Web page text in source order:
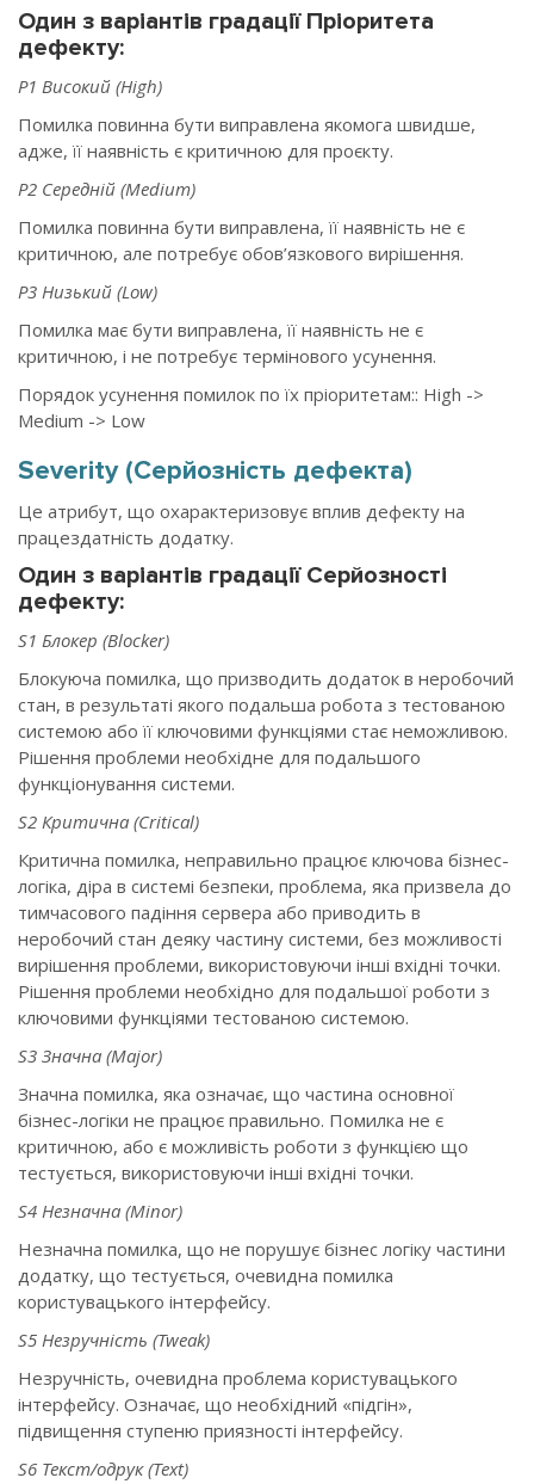
Один з варіантів градації Пріоритета
дефекту:
P1 Високий (High)
Помилка повинна бути виправлена якомога швидше,
адже, її наявність є критичною для проєкту.
P2 Середній (Medium)
Помилка повинна бути виправлена, її наявність не є
критичною, але потребує обов’язкового вирішення.
P3 Низький (Low)
Помилка має бути виправлена, її наявність не є
критичною, і не потребує термінового усунення.
Порядок усунення помилок по їх пріоритетам:: High ->
Medium -> Low
Severity (Серйозність дефекта)
Це атрибут, що охарактеризовує вплив дефекту на
працездатність додатку.
Один з варіантів градації Серйозності
дефекту:
S1 Блокер (Blocker)
Блокуюча помилка, що призводить додаток в неробочий
стан, в результаті якого подальша робота з тестованою
системою або її ключовими функціями стає неможливою.
Рішення проблеми необхідне для подальшого
функціонування системи.
S2 Критична (Critical)
Критична помилка, неправильно працює ключова бізнес-
логіка, діра в системі безпеки, проблема, яка призвела до
тимчасового падіння сервера або приводить в
неробочий стан деяку частину системи, без можливості
вирішення проблеми, використовуючи інші вхідні точки.
Рішення проблеми необхідно для подальшої роботи з
ключовими функціями тестованою системою.
S3 Значна (Major)
Значна помилка, яка означає, що частина основної
бізнес-логіки не працює правильно. Помилка не є
критичною, або є можливість роботи з функцією що
тестується, використовуючи інші вхідні точки.
S4 Незначна (Minor)
Незначна помилка, що не порушує бізнес логіку частини
додатку, що тестується, очевидна помилка
користувацького інтерфейсу.
S5 Незручність (Tweak)
Незручність, очевидна проблема користувацького
інтерфейсу. Означає, що необхідний «підгін»,
підвищення ступеню приязності інтерфейсу.
S6 Текст/одрук (Text)